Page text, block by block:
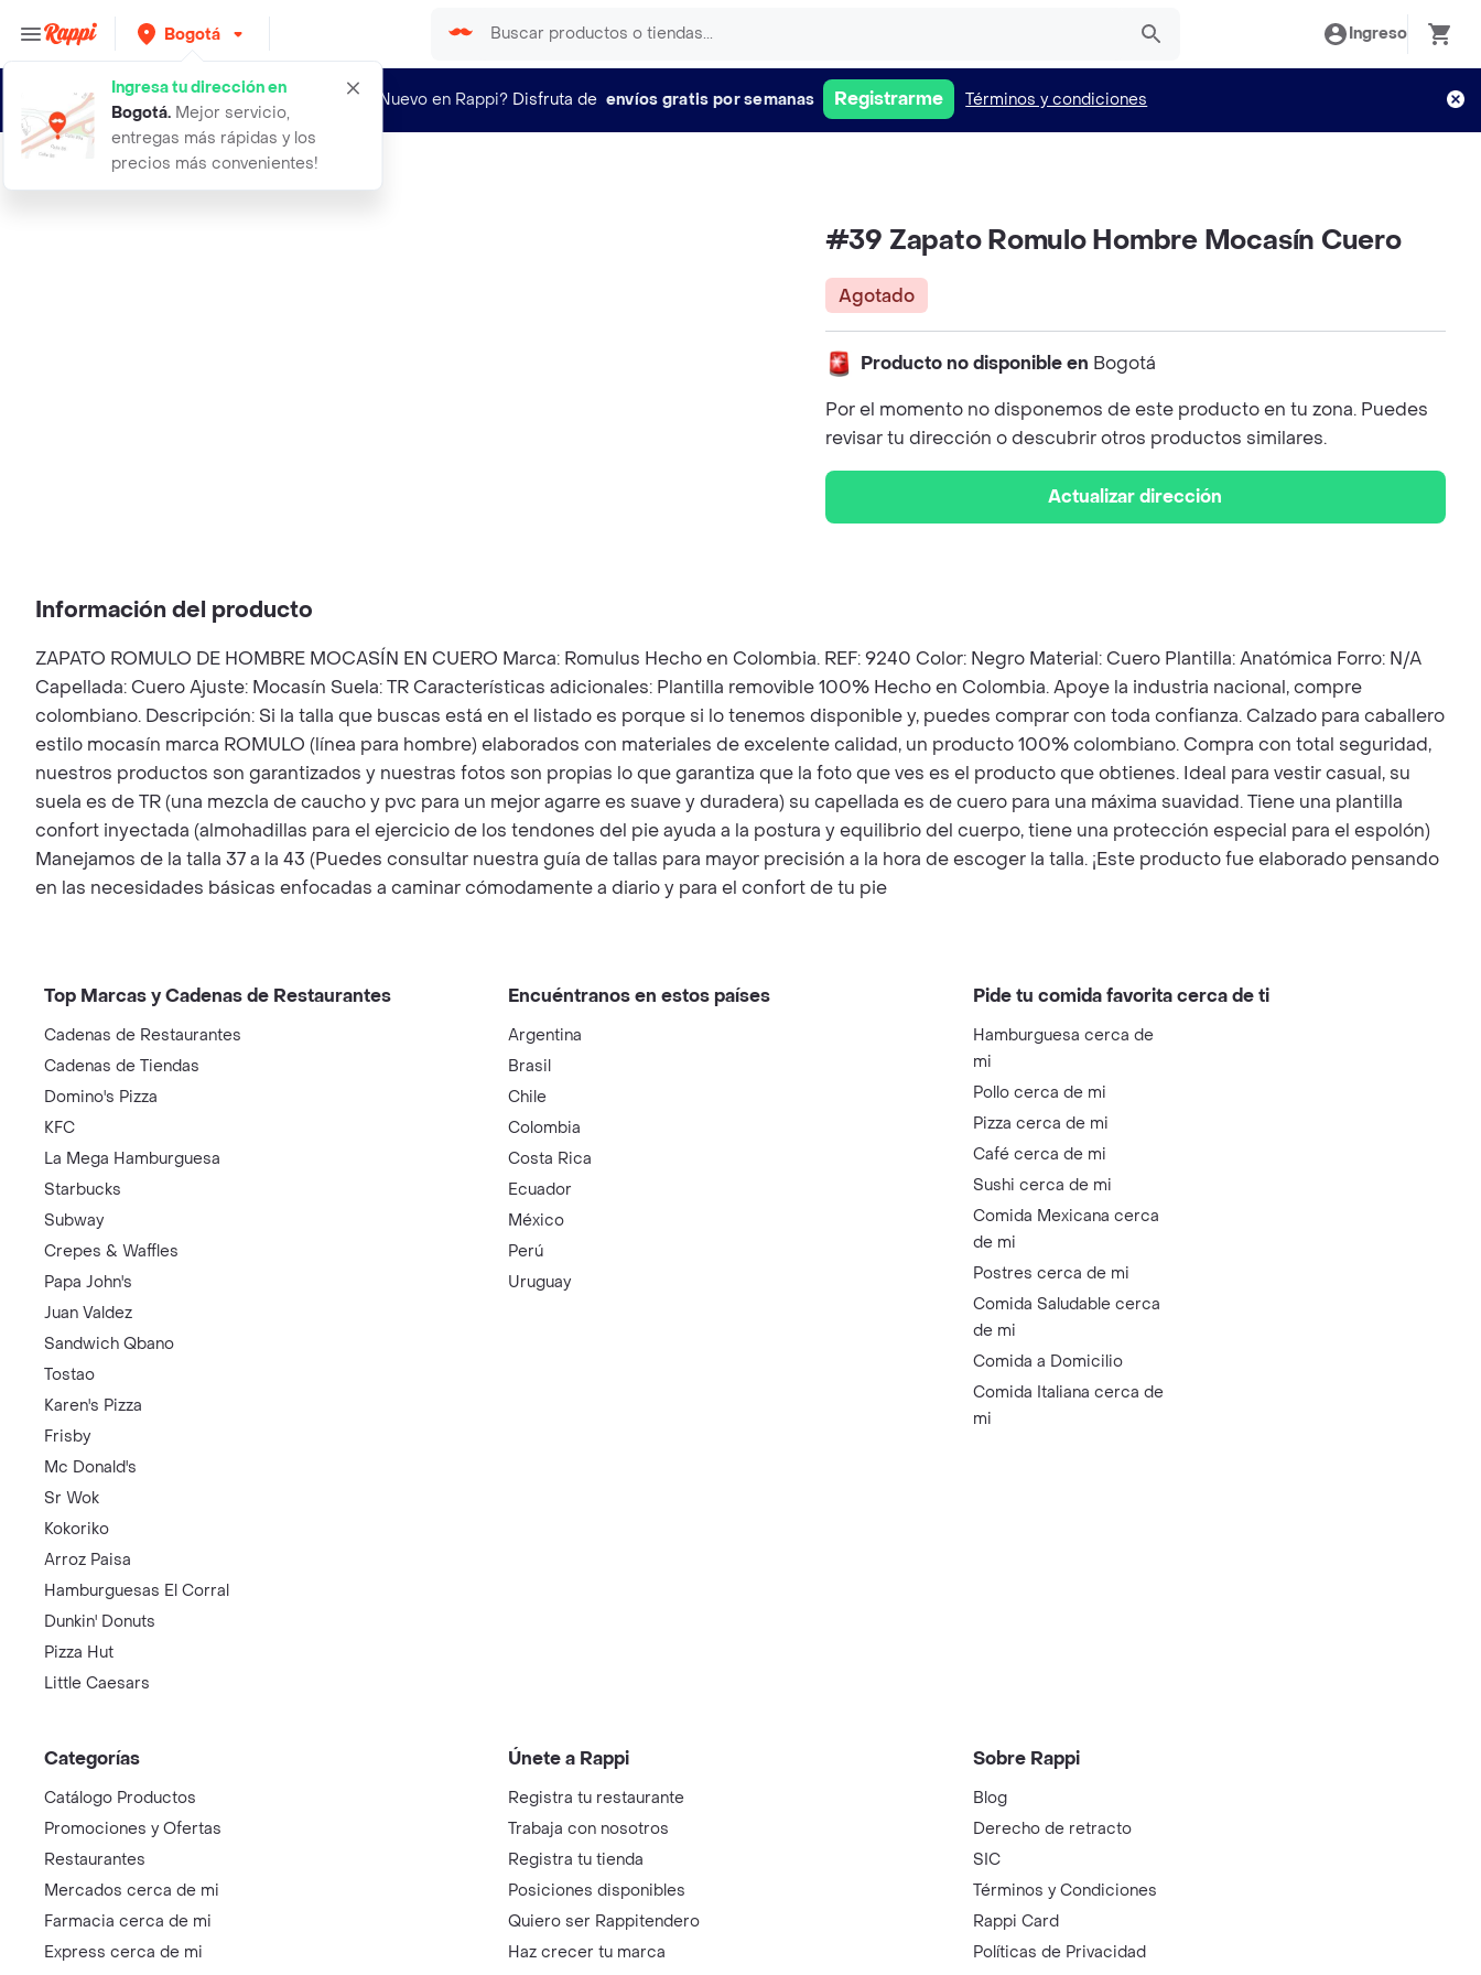
Bogotá
Ingresa tu dirección en
Bogotá. Mejor servicio,
entregas más rápidas y los
precios más convenientes!
Ingreso
¿Nuevo en Rappi? Disfruta de envíos gratis por semanas Registrarme Términos y condiciones
39 zapato romulo hombre mocasin cue
#39 Zapato Romulo Hombre Mocasín Cuero
Agotado
Producto no disponible en Bogotá
Por el momento no disponemos de este producto en tu zona. Puedes
revisar tu dirección o descubrir otros productos similares.
Actualizar dirección
Información del producto
ZAPATO ROMULO DE HOMBRE MOCASÍN EN CUERO Marca: Romulus Hecho en Colombia. REF: 9240 Color: Negro Material: Cuero Plantilla: Anatómica Forro: N/A
Capellada: Cuero Ajuste: Mocasín Suela: TR Características adicionales: Plantilla removible 100% Hecho en Colombia. Apoye la industria nacional, compre
colombiano. Descripción: Si la talla que buscas está en el listado es porque si lo tenemos disponible y, puedes comprar con toda confianza. Calzado para caballero
estilo mocasín marca ROMULO (línea para hombre) elaborados con materiales de excelente calidad, un producto 100% colombiano. Compra con total seguridad,
nuestros productos son garantizados y nuestras fotos son propias lo que garantiza que la foto que ves es el producto que obtienes. Ideal para vestir casual, su
suela es de TR (una mezcla de caucho y pvc para un mejor agarre es suave y duradera) su capellada es de cuero para una máxima suavidad. Tiene una plantilla
confort inyectada (almohadillas para el ejercicio de los tendones del pie ayuda a la postura y equilibrio del cuerpo, tiene una protección especial para el espolón)
Manejamos de la talla 37 a la 43 (Puedes consultar nuestra guía de tallas para mayor precisión a la hora de escoger la talla. ¡Este producto fue elaborado pensando
en las necesidades básicas enfocadas a caminar cómodamente a diario y para el confort de tu pie
Top Marcas y Cadenas de Restaurantes
Cadenas de Restaurantes
Cadenas de Tiendas
Domino's Pizza
KFC
La Mega Hamburguesa
Starbucks
Subway
Crepes & Waffles
Papa John's
Juan Valdez
Sandwich Qbano
Tostao
Karen's Pizza
Frisby
Mc Donald's
Sr Wok
Kokoriko
Arroz Paisa
Hamburguesas El Corral
Dunkin' Donuts
Pizza Hut
Little Caesars
Encuéntranos en estos países
Argentina
Brasil
Chile
Colombia
Costa Rica
Ecuador
México
Perú
Uruguay
Pide tu comida favorita cerca de ti
Hamburguesa cerca de
mi
Pollo cerca de mi
Pizza cerca de mi
Café cerca de mi
Sushi cerca de mi
Comida Mexicana cerca
de mi
Postres cerca de mi
Comida Saludable cerca
de mi
Comida a Domicilio
Comida Italiana cerca de
mi
Categorías
Catálogo Productos
Promociones y Ofertas
Restaurantes
Mercados cerca de mi
Farmacia cerca de mi
Express cerca de mi
Únete a Rappi
Registra tu restaurante
Trabaja con nosotros
Registra tu tienda
Posiciones disponibles
Quiero ser Rappitendero
Haz crecer tu marca
Sobre Rappi
Blog
Derecho de retracto
SIC
Términos y Condiciones
Rappi Card
Políticas de Privacidad